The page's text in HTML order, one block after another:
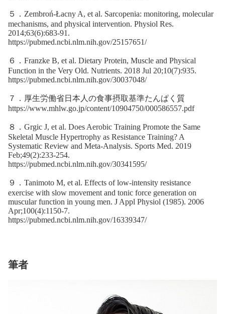
５．Zembroń-Łacny A, et al. Sarcopenia: monitoring, molecular
mechanisms, and physical intervention. Physiol Res.
2014;63(6):683-91.
https://pubmed.ncbi.nlm.nih.gov/25157651/
６．Franzke B, et al. Dietary Protein, Muscle and Physical
Function in the Very Old. Nutrients. 2018 Jul 20;10(7):935.
https://pubmed.ncbi.nlm.nih.gov/30037048/
７．厚生労働省日本人の食事摂取基準たんぱく質
https://www.mhlw.go.jp/content/10904750/000586557.pdf
８．Grgic J, et al. Does Aerobic Training Promote the Same
Skeletal Muscle Hypertrophy as Resistance Training? A
Systematic Review and Meta-Analysis. Sports Med. 2019
Feb;49(2):233-254.
https://pubmed.ncbi.nlm.nih.gov/30341595/
９．Tanimoto M, et al. Effects of low-intensity resistance
exercise with slow movement and tonic force generation on
muscular function in young men. J Appl Physiol (1985). 2006
Apr;100(4):1150-7.
https://pubmed.ncbi.nlm.nih.gov/16339347/
筆者